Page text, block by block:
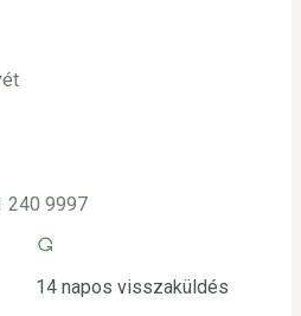
240 9997
14 napos visszaküldés